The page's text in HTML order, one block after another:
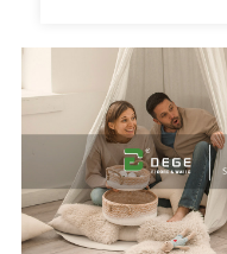
Хабарламаңызды осы